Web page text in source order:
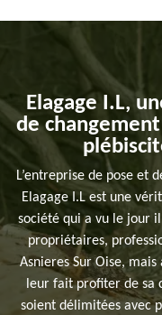
Elagage I.L,
de
L’entreprise de pose et
Elagage I.L est une
société qui a vu le jour
propriétaires,
Asnieres Sur Oise,
leur fait profiter de sa
soient délimitées avec